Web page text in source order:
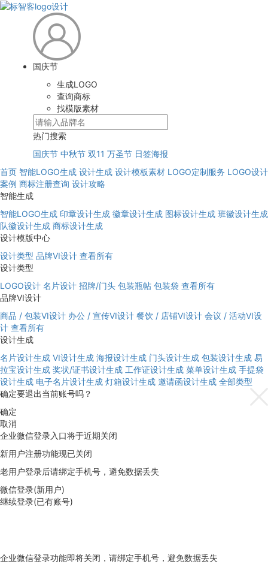
国庆节
生成LOGO
查询商标
找模版素材
热门搜索
国庆节 中秋节 双11 万圣节 日签海报
首页 智能LOGO生成 设计生成 设计模板素材 LOGO定制服务 LOGO设计
案例 商标注册查询 设计攻略
智能生成
智能LOGO生成 印章设计生成 徽章设计生成 图标设计生成 班徽设计生成
队徽设计生成 商标设计生成
设计模版中心
设计类型 品牌VI设计 查看所有
设计类型
LOGO设计 名片设计 招牌/门头 包装瓶帖 包装袋 查看所有
品牌VI设计
商品 / 包装VI设计 办公 / 宣传VI设计 餐饮 / 店铺VI设计 会议 / 活动VI设
计 查看所有
设计生成
名片设计生成 VI设计生成 海报设计生成 门头设计生成 包装设计生成 易
拉宝设计生成 奖状/证书设计生成 工作证设计生成 菜单设计生成 手提袋
设计生成 电子名片设计生成 灯箱设计生成 邀请函设计生成 全部类型
确定要退出当前账号吗？
确定
取消
企业微信登录入口将于近期关闭
新用户注册功能现已关闭
老用户登录后请绑定手机号，避免数据丢失
微信登录(新用户)
继续登录(已有账号)
企业微信登录功能即将关闭，请绑定手机号，避免数据丢失